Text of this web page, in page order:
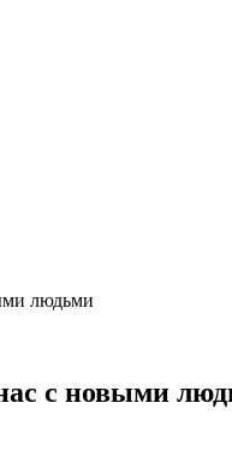
людьми
с новыми